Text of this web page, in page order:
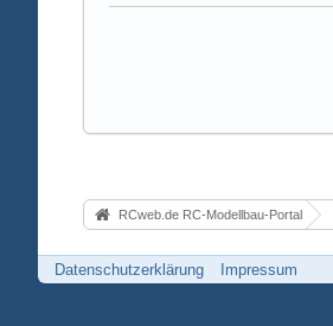
RCweb.de RC-Modellbau-Portal
Datenschutzerklärung Impressum